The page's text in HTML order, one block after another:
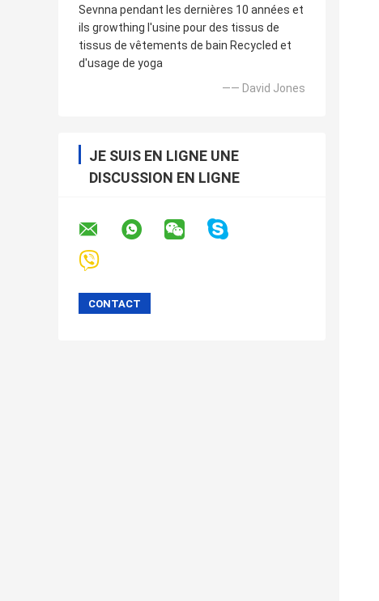
Sevnna pendant les dernières 10 années et
ils growthing l'usine pour des tissus de
tissus de vêtements de bain Recycled et
d'usage de yoga
—— David Jones
JE SUIS EN LIGNE UNE
DISCUSSION EN LIGNE